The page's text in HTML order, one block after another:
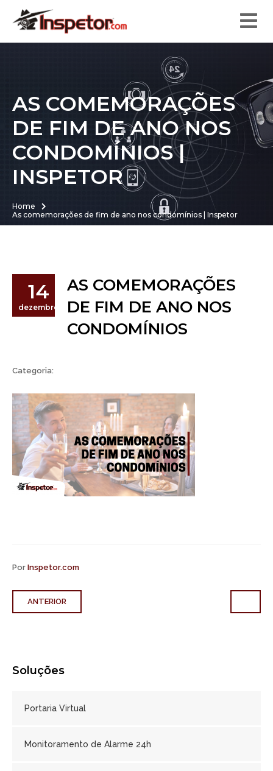
AS COMEMORAÇÕES
DE FIM DE ANO NOS
CONDOMÍNIOS |
INSPETOR
Home
As comemorações de fim de ano nos condomínios | Inspetor
14
dezembro
AS COMEMORAÇÕES
DE FIM DE ANO NOS
CONDOMÍNIOS
Categoria:
Por Inspetor.com
ANTERIOR
Soluções
Portaria Virtual
Monitoramento de Alarme 24h